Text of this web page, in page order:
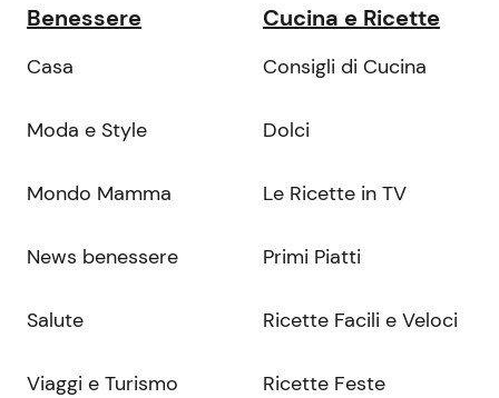
Benessere
Casa
Moda e Style
Mondo Mamma
News benessere
Salute
Viaggi e Turismo
Cucina e Ricette
Consigli di Cucina
Dolci
Le Ricette in TV
Primi Piatti
Ricette Facili e Veloci
Ricette Feste